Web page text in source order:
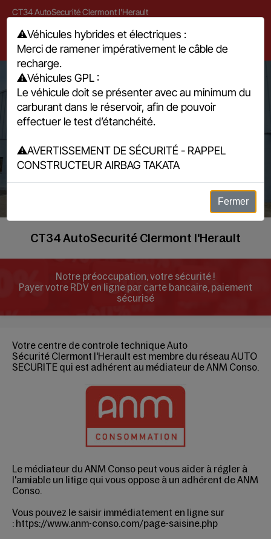
CT34 AutoSecurité Clermont l'Herault
7 rue du Cardinal, 34800 Clermont l'Hérault
04 67 96 05 15
Mediateur
CT34 AutoSecurité Clermont l'Herault
Notre préoccupation, votre sécurité !
Payer votre RDV en ligne par carte bancaire, paiement
sécurisé
Votre centre de controle technique Auto
Sécurité Clermont l'Herault est membre du réseau AUTO
SECURITE qui est adhérent au médiateur de ANM Conso.
Le médiateur du ANM Conso peut vous aider à régler à
l'amiable un litige qui vous oppose à un adhérent deANM
Conso
Vous pouvez le saisir immédiatement en ligne sur
: https://www.anm-conso.com/page-saisine.php
⚠️Véhicules hybrides et électriques :
Merci de ramener impérativement le câble de
recharge.
⚠️Véhicules GPL :
Le véhicule doit se présenter avec au minimum du
carburant dans le réservoir, afin de pouvoir
effectuer le test d’étanchéité.
⚠️AVERTISSEMENT DE SÉCURITÉ - RAPPEL
CONSTRUCTEUR AIRBAG TAKATA
Fermer